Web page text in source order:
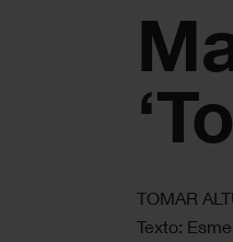
TOMAR
Texto: